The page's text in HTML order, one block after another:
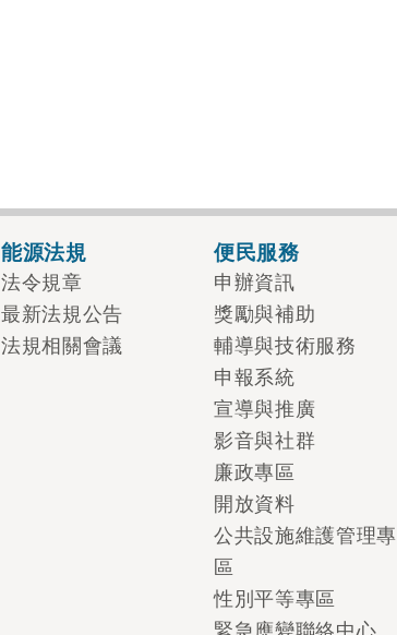
能源法規
法令規章
最新法規公告
法規相關會議
便民服務
申辦資訊
獎勵與補助
輔導與技術服務
申報系統
宣導與推廣
影音與社群
廉政專區
開放資料
公共設施維護管理專
區
性別平等專區
緊急應變聯絡中心